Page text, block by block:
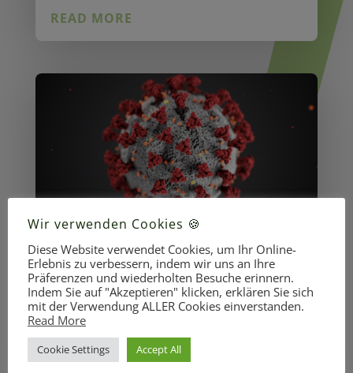
READ MORE
CORONABONUS 2021, GUTSCHEINE
STATT WEIHNACHTSFEIERN
13 Jan., 2022|Klienten-Info,Vermieter-Info
CORONABONUS Quasi in letzter Minute wurde
vom Nationalrat beschlossen, dass
Bonuszahlungen an Arbeitnehmer, die...
READ MORE
Wir verwenden Cookies 🍪
Diese Website verwendet Cookies, um Ihr Online-
Erlebnis zu verbessern, indem wir uns an Ihre
Präferenzen und wiederholten Besuche erinnern.
Indem Sie auf "Akzeptieren" klicken, erklären Sie sich
mit der Verwendung ALLER Cookies einverstanden.
Read More
Cookie Settings Accept All